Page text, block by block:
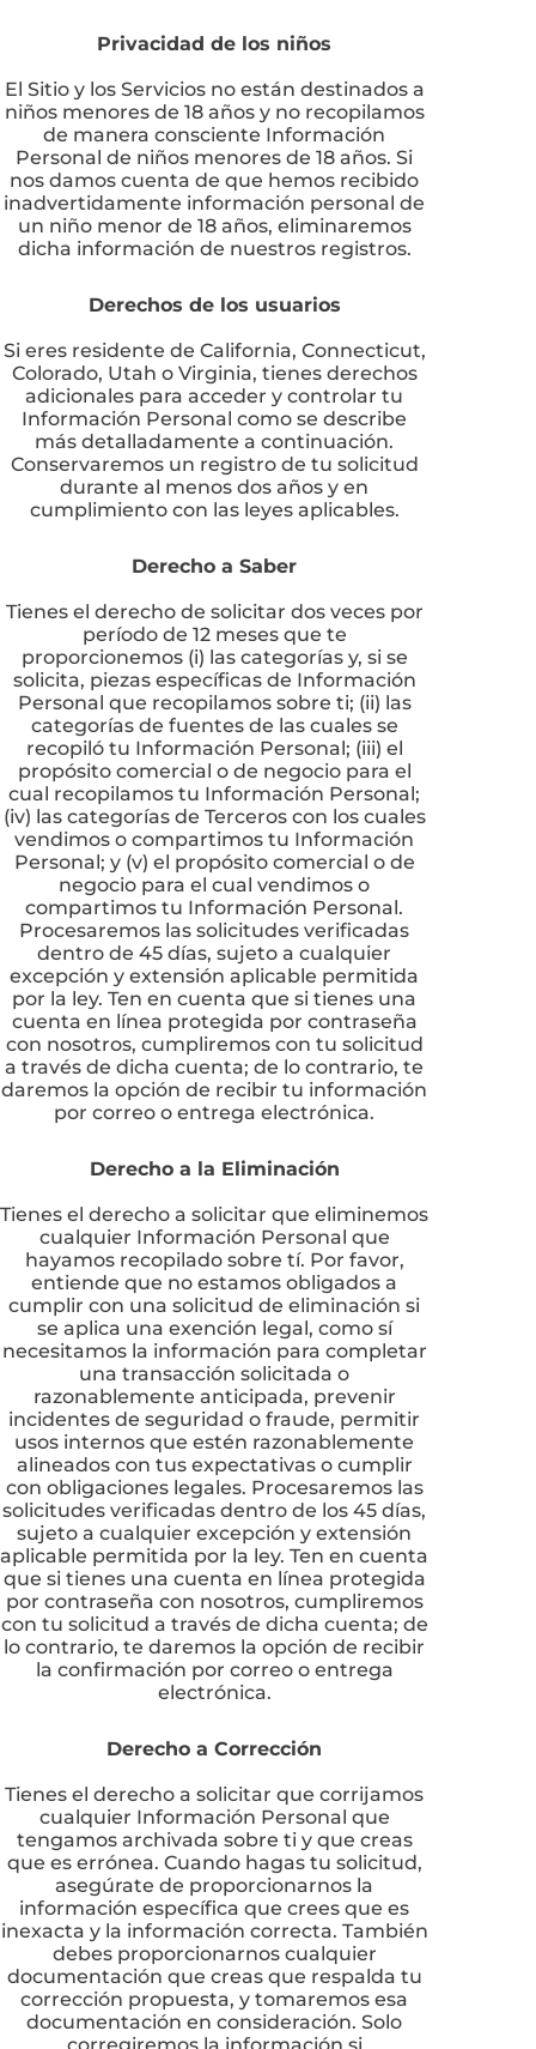
Privacidad de los niños
El Sitio y los Servicios no están destinados a
niños menores de 18 años y no recopilamos
de manera consciente Información
Personal de niños menores de 18 años. Si
nos damos cuenta de que hemos recibido
inadvertidamente información personal de
un niño menor de 18 años, eliminaremos
dicha información de nuestros registros.
Derechos de los usuarios
Si eres residente de California, Connecticut,
Colorado, Utah o Virginia, tienes derechos
adicionales para acceder y controlar tu
Información Personal como se describe
más detalladamente a continuación.
Conservaremos un registro de tu solicitud
durante al menos dos años y en
cumplimiento con las leyes aplicables.
Derecho a Saber
Tienes el derecho de solicitar dos veces por
período de 12 meses que te
proporcionemos (i) las categorías y, si se
solicita, piezas específicas de Información
Personal que recopilamos sobre ti; (ii) las
categorías de fuentes de las cuales se
recopiló tu Información Personal; (iii) el
propósito comercial o de negocio para el
cual recopilamos tu Información Personal;
(iv) las categorías de Terceros con los cuales
vendimos o compartimos tu Información
Personal; y (v) el propósito comercial o de
negocio para el cual vendimos o
compartimos tu Información Personal.
Procesaremos las solicitudes verificadas
dentro de 45 días, sujeto a cualquier
excepción y extensión aplicable permitida
por la ley. Ten en cuenta que si tienes una
cuenta en línea protegida por contraseña
con nosotros, cumpliremos con tu solicitud
a través de dicha cuenta; de lo contrario, te
daremos la opción de recibir tu información
por correo o entrega electrónica.
Derecho a la Eliminación
Tienes el derecho a solicitar que eliminemos
cualquier Información Personal que
hayamos recopilado sobre tí. Por favor,
entiende que no estamos obligados a
cumplir con una solicitud de eliminación si
se aplica una exención legal, como sí
necesitamos la información para completar
una transacción solicitada o
razonablemente anticipada, prevenir
incidentes de seguridad o fraude, permitir
usos internos que estén razonablemente
alineados con tus expectativas o cumplir
con obligaciones legales. Procesaremos las
solicitudes verificadas dentro de los 45 días,
sujeto a cualquier excepción y extensión
aplicable permitida por la ley. Ten en cuenta
que si tienes una cuenta en línea protegida
por contraseña con nosotros, cumpliremos
con tu solicitud a través de dicha cuenta; de
lo contrario, te daremos la opción de recibir
la confirmación por correo o entrega
electrónica.
Derecho a Corrección
Tienes el derecho a solicitar que corrijamos
cualquier Información Personal que
tengamos archivada sobre ti y que creas
que es errónea. Cuando hagas tu solicitud,
asegúrate de proporcionarnos la
información específica que crees que es
inexacta y la información correcta. También
debes proporcionarnos cualquier
documentación que creas que respalda tu
corrección propuesta, y tomaremos esa
documentación en consideración. Solo
corregiremos la información si